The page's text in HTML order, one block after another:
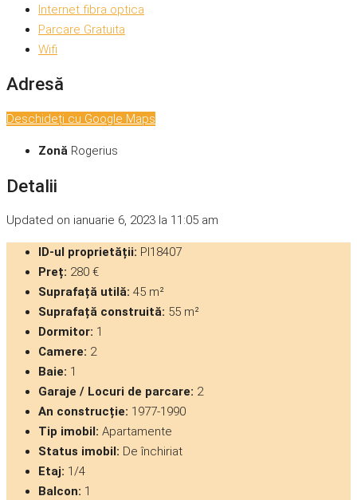
Internet fibra optica
Parcare Gratuita
Wifi
Adresă
Deschideți cu Google Maps
Zonă Rogerius
Detalii
Updated on ianuarie 6, 2023 la 11:05 am
ID-ul proprietății: PI18407
Preț: 280 €
Suprafață utilă: 45 m²
Suprafață construită: 55 m²
Dormitor: 1
Camere: 2
Baie: 1
Garaje / Locuri de parcare: 2
An construcție: 1977-1990
Tip imobil: Apartamente
Status imobil: De închiriat
Etaj: 1/4
Balcon: 1